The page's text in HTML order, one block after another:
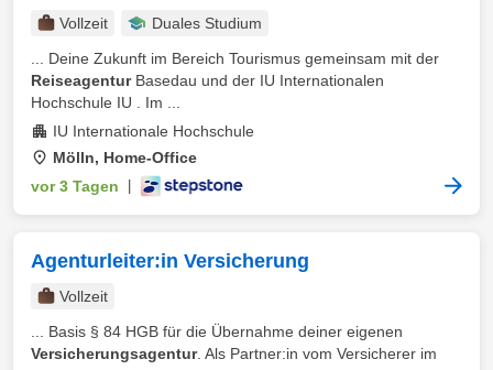
Vollzeit
Duales Studium
... Deine Zukunft im Bereich Tourismus gemeinsam mit der
ReiseagenturBasedau und der IU Internationalen
Hochschule IU . Im ...
IU Internationale Hochschule
Mölln, Home-Office
vor 3 Tagen
Agenturleiter:in Versicherung
Vollzeit
... Basis § 84 HGB für die Übernahme deiner eigenen
Versicherungsagentur. Als Partner:in vom Versicherer im